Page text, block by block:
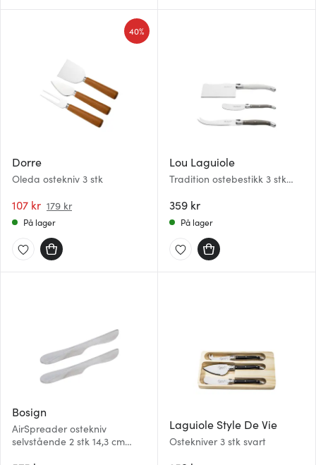
Dorre
Oleda ostekniv 3 stk
107 kr 179 kr
40%
På lager
Lou Laguiole
Tradition ostebestikk 3 stk
359 kr
På lager
Bosign
AirSpreader ostekniv
selvstående 2 stk 14,3 cm
Laguiole Style De Vie
Ostekniver 3 stk svart